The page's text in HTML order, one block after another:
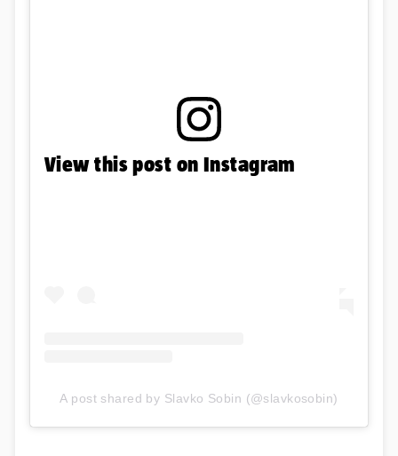
View this post on Instagram
A post shared by Slavko Sobin (@slavkosobin)